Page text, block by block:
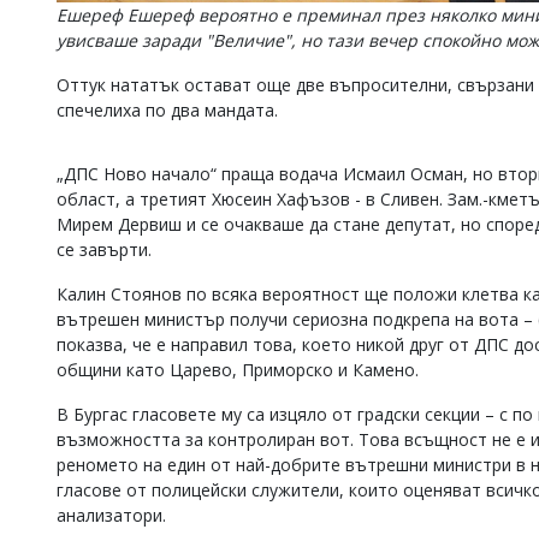
Ешереф Ешереф вероятно е преминал през няколко
увисваше заради "Величие", но тази вечер спокойно
Оттук нататък остават още две въпросителни,
спечелиха по два мандата.
„ДПС Ново начало“ праща водача Исмаил Осман, но
област, а третият Хюсеин Хафъзов - в Сливен. Зам.-
Мирем Дервиш и се очакваше да стане депутат, но
се завърти.
Калин Стоянов по всяка вероятност ще положи клетва
вътрешен министър получи сериозна подкрепа на вота
показва, че е направил това, което никой друг от ДПС
общини като Царево, Приморско и Камено.
В Бургас гласовете му са изцяло от градски секции – с
възможността за контролиран вот. Това всъщност не е
реномето на един от най-добрите вътрешни министри в
гласове от полицейски служители, които оценяват
анализатори.